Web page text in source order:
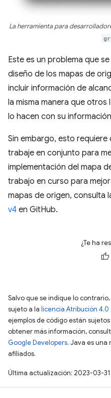
La herramienta para
Este es un problema que
diseño de los mapas de
incluir información de
la misma manera que
lo hacen con su
Sin embargo, esto
trabaje en conjunto para
implementación del mapa
trabajo en curso para
mapas de origen, consulta
v4 en GitHub.
¿Te ha
Salvo que se indique lo
sujeto a la licencia Atribución
ejemplos de código están sujetos
obtener más información,
Google Developers. Java es una
afiliados.
Última actualización: 2023-03-31